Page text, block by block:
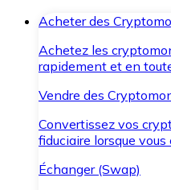
Acheter des
Achetez les
rapidement et en
Vendre des
Convertissez vos
fiduciaire lorsque
Échanger (Swap)